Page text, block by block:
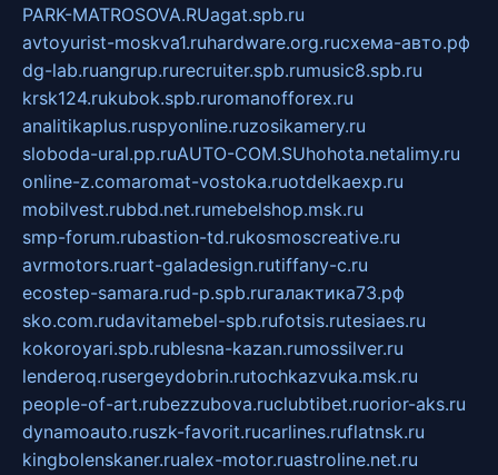
PARK-MATROSOVA.RUagat.spb.ru
avtoyurist-moskva1.ruhardware.org.ruсхема-авто.рф
dg-lab.ruangrup.rurecruiter.spb.rumusic8.spb.ru
krsk124.rukubok.spb.ruromanofforex.ru
analitikaplus.ruspyonline.ruzosikamery.ru
sloboda-ural.pp.ruAUTO-COM.SUhohota.netalimy.ru
online-z.comaromat-vostoka.ruotdelkaexp.ru
mobilvest.rubbd.net.rumebelshop.msk.ru
smp-forum.rubastion-td.rukosmoscreative.ru
avrmotors.ruart-galadesign.rutiffany-c.ru
ecostep-samara.rud-p.spb.ruгалактика73.рф
sko.com.rudavitamebel-spb.rufotsis.rutesiaes.ru
kokoroyari.spb.rublesna-kazan.rumossilver.ru
lenderoq.rusergeydobrin.rutochkazvuka.msk.ru
people-of-art.rubezzubova.ruclubtibet.ruorior-aks.ru
dynamoauto.ruszk-favorit.rucarlines.ruflatnsk.ru
kingbolenskaner.rualex-motor.ruastroline.net.ru